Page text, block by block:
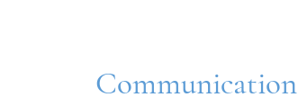
Communication